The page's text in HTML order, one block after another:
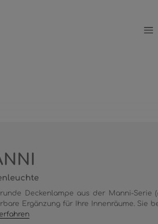
Deckenlampe aus der Manni-Serie
Ergänzung für Ihre Innenräume. Sie